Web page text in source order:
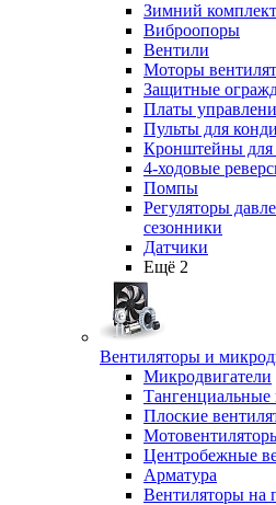
Зимний
Виброопоры
Вентили
Моторы
Защитные
Платы
Пульты для
Кронштейны для
4-ходовые
Помпы
Регуляторы
сезонники
Датчики
Ещё 2
Вентиляторы и
Микродвигатели
Тангенциальные
Плоские
Центробежные
Арматура
Вентиляторы на